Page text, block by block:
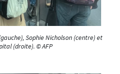
Sophie Nicholson (centre) et
(droite). © AFP